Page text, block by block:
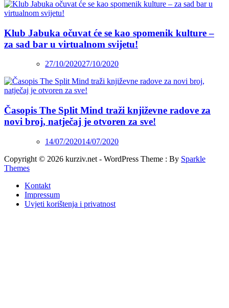
Klub Jabuka očuvat će se kao spomenik kulture –
za sad bar u virtualnom svijetu!
27/10/202027/10/2020
Časopis The Split Mind traži književne radove za
novi broj, natječaj je otvoren za sve!
14/07/202014/07/2020
Copyright © 2026 kurziv.net - WordPress Theme : By Sparkle
Themes
Kontakt
Impressum
Uvjeti korištenja i privatnost